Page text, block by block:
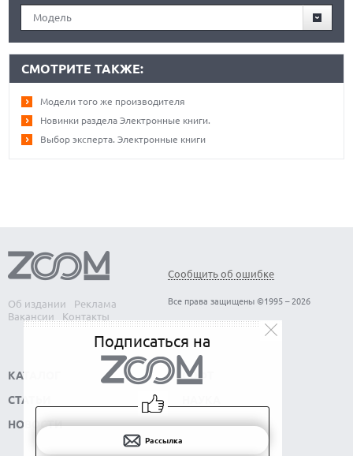
Модель
СМОТРИТЕ ТАКЖЕ:
Модели того же производителя
Новинки раздела Электронные книги.
Выбор эксперта. Электронные книги
Об издании
Реклама
Вакансии
Контакты
Сообщить об ошибке
Все права защищены ©1995 – 2026
КАТАЛОГ
СТАТЬИ
НОВОСТИ
СОФТ
Подписаться на
Рассылка